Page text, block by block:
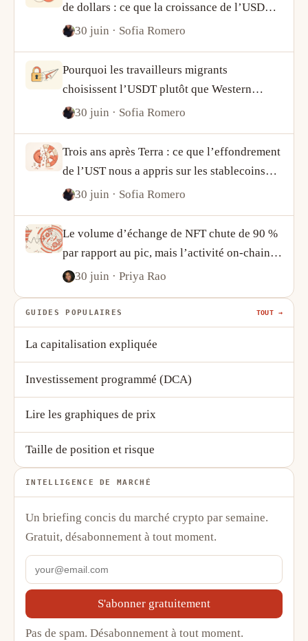
de dollars : ce que la croissance de l’USDT
et de l’USDC révèle sur la demande crypto
30 juin · Sofia Romero
Pourquoi les travailleurs migrants
choisissent l’USDT plutôt que Western
Union
30 juin · Sofia Romero
Trois ans après Terra : ce que l’effondrement
de l’UST nous a appris sur les stablecoins
algorithmiques
30 juin · Sofia Romero
Le volume d’échange de NFT chute de 90 %
par rapport au pic, mais l’activité on-chain
raconte une histoire plus complexe
30 juin · Priya Rao
GUIDES POPULAIRES TOUT →
La capitalisation expliquée
Investissement programmé (DCA)
Lire les graphiques de prix
Taille de position et risque
INTELLIGENCE DE MARCHÉ
Un briefing concis du marché crypto par semaine.
Gratuit, désabonnement à tout moment.
S'abonner gratuitement
Pas de spam. Désabonnement à tout moment.